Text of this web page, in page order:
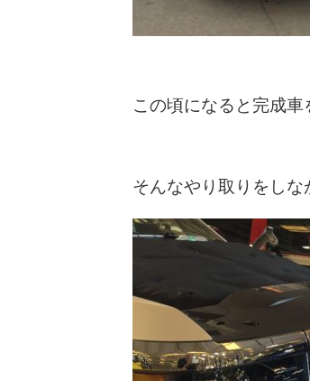
この頃になると完成車
そんなやり取りをしな